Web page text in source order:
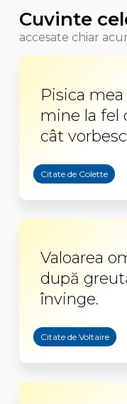
Cuvinte
accesate chiar
Pisica
mine la fel
cât
Citate de Colette
Valoarea
după
învinge.
Citate de Voltaire